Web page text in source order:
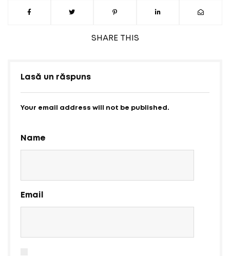
SHARE THIS
Lasă un răspuns
Your email address will not be published.
Name
Email